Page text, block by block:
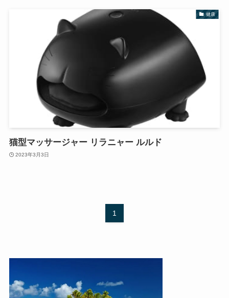
健康
猫型マッサージャー リラニャー ルルド
2023年3月3日
1